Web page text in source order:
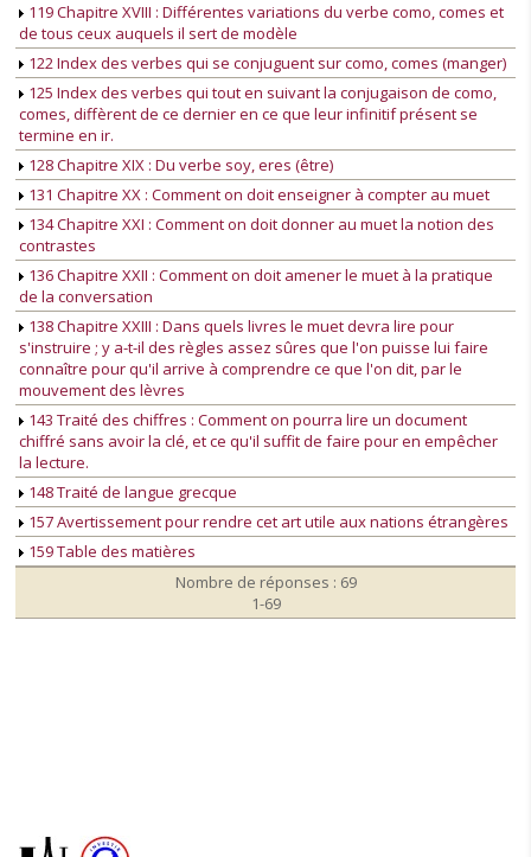
119 Chapitre XVIII : Différentes variations du verbe como, comes et
de tous ceux auquels il sert de modèle
122 Index des verbes qui se conjuguent sur como, comes (manger)
125 Index des verbes qui tout en suivant la conjugaison de como,
comes, diffèrent de ce dernier en ce que leur infinitif présent se
termine en ir.
128 Chapitre XIX : Du verbe soy, eres (être)
131 Chapitre XX : Comment on doit enseigner à compter au muet
134 Chapitre XXI : Comment on doit donner au muet la notion des
contrastes
136 Chapitre XXII : Comment on doit amener le muet à la pratique
de la conversation
138 Chapitre XXIII : Dans quels livres le muet devra lire pour
s'instruire ; y a-t-il des règles assez sûres que l'on puisse lui faire
connaître pour qu'il arrive à comprendre ce que l'on dit, par le
mouvement des lèvres
143 Traité des chiffres : Comment on pourra lire un document
chiffré sans avoir la clé, et ce qu'il suffit de faire pour en empêcher
la lecture.
148 Traité de langue grecque
157 Avertissement pour rendre cet art utile aux nations étrangères
159 Table des matières
Nombre de réponses : 69
1-69